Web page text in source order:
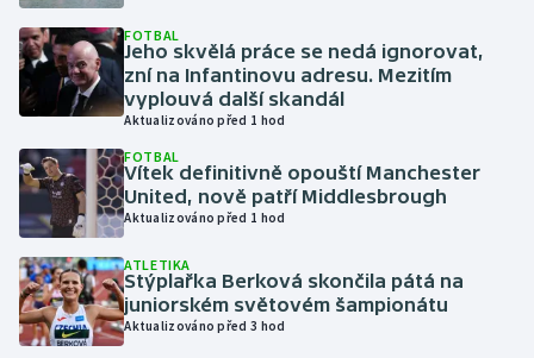
Lezení
Lyže a snowboard
Moderní pětiboj
Motorsport
Olympijské hry
Parasport
FOTBAL
Jeho skvělá práce se nedá ignorovat,
zní na Infantinovu adresu. Mezitím
vyplouvá další skandál
Aktualizováno před 1 hod
FOTBAL
Vítek definitivně opouští Manchester
United, nově patří Middlesbrough
Aktualizováno před 1 hod
ATLETIKA
Stýplařka Berková skončila pátá na
juniorském světovém šampionátu
Aktualizováno před 3 hod